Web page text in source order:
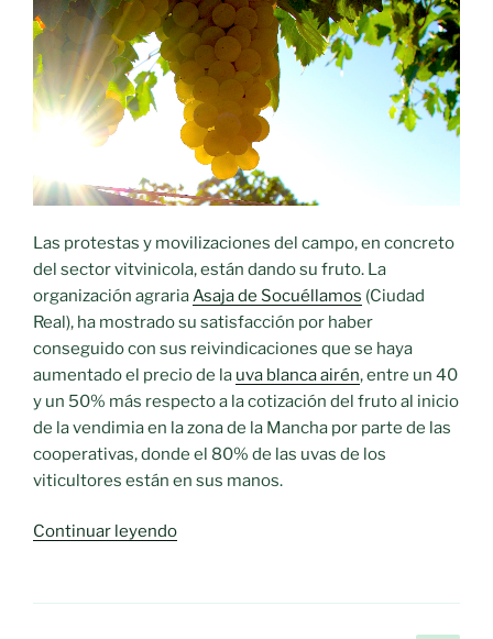
Francia
pero
detrás
de
ella
en
cuanto
a
valor
de
la
producción»
Las protestas y movilizaciones del campo, en concreto
del sector vitvinicola, están dando su fruto. La
organización agrariaAsaja de Socuéllamos (Ciudad
Real), ha mostrado su satisfacción por haber
conseguido con sus reivindicaciones que se haya
aumentado el precio de la uva blanca airén, entre un 40
y un 50% más respecto a la cotización del fruto al inicio
de la vendimia en la zona de la Mancha por parte de las
cooperativas, donde el 80% de las uvas de los
viticultores están en sus manos.
Continuar leyendo«Las
su